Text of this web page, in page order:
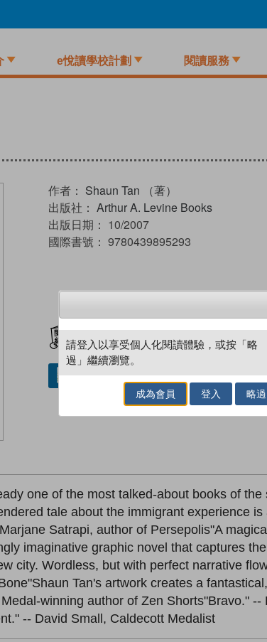
e悅讀學校計劃 閱讀服務
作者： Shaun Tan （著）
出版社： Arthur A. Levine Books
出版日期： 10/2007
國際書號： 9780439895293
加入閱讀紀錄
借閱實體書
one of the most talked-about books of the
tale about the immigrant experience
Satrapi, author of Persepolis"A
imaginative graphic novel that captures
city. Wordless, but with perfect narrative
Tan's artwork creates a
winning author of Zen Shorts"Bravo."
-- David Small, Caldecott Medalist
請登入以享受個人化閱讀體驗，或按「略
過」繼續瀏覽。
成為會員 登入 略過